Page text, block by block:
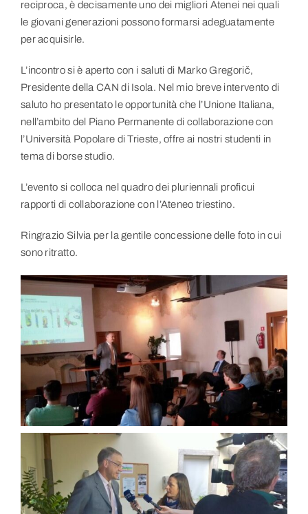
reciproca, è decisamente uno dei migliori Atenei nei quali
le giovani generazioni possono formarsi adeguatamente
per acquisirle.
L’incontro si è aperto con i saluti di Marko Gregorič,
Presidente della CAN di Isola. Nel mio breve intervento di
saluto ho presentato le opportunità che l’Unione Italiana,
nell’ambito del Piano Permanente di collaborazione con
l’Università Popolare di Trieste, offre ai nostri studenti in
tema di borse studio.
L’evento si colloca nel quadro dei pluriennali proficui
rapporti di collaborazione con l’Ateneo triestino.
Ringrazio Silvia per la gentile concessione delle foto in cui
sono ritratto.